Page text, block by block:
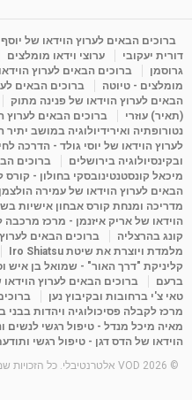
מאת admin 11 שנים 3,644 צפיות
פנינה מתוק - מרכז "נתיב הלב"
מדיטציה-התחדשות
מאת Shahar-vod 6 שנים 2,143 צפיות
ברוכים הבאים לערוץ הוידאו של יוסף
דורית יעקובי
ערוצי וידאו מומלצים
גרוסמן
ברוכים הבאים לערוץ
מומלצים - טיוטה
ברוכים הבאים
הבאים לערוץ הוידאו של פנינה מתוק
(תאיר) עוזרי
ברוכים הבאים לערוץ
נטורופתיה ואירידיולוגיה במושב יתיר
לערוץ הוידאו של יוסי גולד - הדרכה
ובקינסיולוגיה בירושלים
ברוכים
מיכאל קונסטנטינובסקי בחולון - קורס
הבאים לערוץ הוידאו של עמירה
מדריכה ומנחת קורס אבחון אישיות
הוידאו של אריק איזנמן - מרכז מרכבה
קונג בהרצליה
ברוכים הבאים
מלמדת ויוצרת את שיטת Iro Shiatsu
קליניקת "דרך האור" - שמואל בן איש
ברעם
ברוכים הבאים לערוץ
טאי צ'י ברחובות ובקיבוץ נען
מרכז לקבלה פסיכולוגיה ויהדות בבני
מאיה מיכל מנדל - טיפול רגשי לנשים
הוידאו של הדס דגן - טיפול רגשי
© 2026 VOD אלטרנטיבלי. כל הזכויות שמורות.